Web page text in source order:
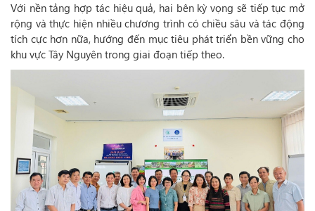
Với nền tảng hợp tác hiệu quả, hai bên kỳ vọng sẽ tiếp tục mở
rộng và thực hiện nhiều chương trình có chiều sâu và tác động
tích cực hơn nữa, hướng đến mục tiêu phát triển bền vững cho
khu vực Tây Nguyên trong giai đoạn tiếp theo.